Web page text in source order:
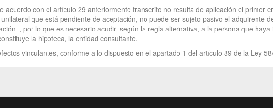
acuerdo con el artículo 29 anteriormente transcrito no resulta de aplicación el primer
que está pendiente de aceptación, no puede ser sujeto pasivo el adquirente
por lo que es necesario acudir, según la regla alternativa, a la persona que
la hipoteca, la entidad consultante.
vinculantes, conforme a lo dispuesto en el apartado 1 del artículo 89 de la Ley